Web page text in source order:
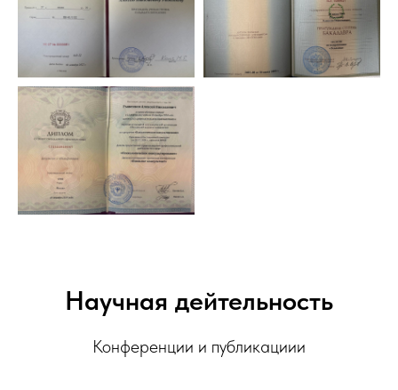
Научная дейтельность
Конференции и публикациии